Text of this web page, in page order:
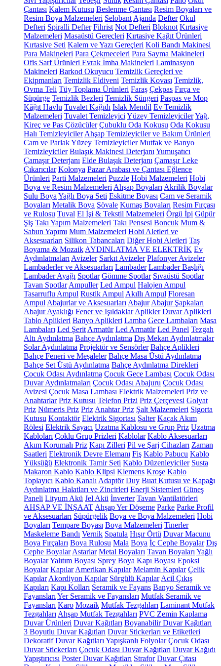
Çantası Kalem Kutusu Beslenme Çantası Resim Boyaları ve
Resim Boya Malzemeleri Selobant Ajanda Defter Okul
Defteri Spiralli Defter Fihrist Not Defteri Bloknot Kırtasiye
Malzemeleri Masaüstü Gereçleri Kırtasiye Kağıt Ürünleri
Kırtasiye Seti Kalem ve Yazı Gereçleri Koli Bandı Makinesi
Para Makineleri Para Çekmeceleri Para Sayma Makineleri
Ofis Sarf Ürünleri Evrak İmha Makineleri Laminasyon
Makineleri Barkod Okuyucu Temizlik Gereçleri ve
Ekipmanları Temizlik Eldiveni Temizlik Kovası Temizlik,
Ovma Teli Tüy Toplama Ürünleri Faraş Çekpas Fırça ve
Süpürge Temizlik Bezleri Temizlik Süngeri Paspas ve Mop
Kâğıt Havlu Tuvalet Kağıdı Islak Mendil Ev Temizlik
Malzemeleri Tuvalet Temizleyici Yüzey TemizleyicilerYağ,
Kireç ve Pas Çözücüler Çubuklu Oda Kokusu Oda Kokusu
Halı Temizleyiciler Ahşap Temizleyiciler ve Bakım Ürünleri
Cam ve Parlak Yüzey Temizleyiciler Mutfak ve Banyo
Temizleyiciler Bulaşık Makinesi Deterjanı Yumuşatıcı
Çamaşır Deterjanı Elde Bulaşık Deterjanı Çamaşır Leke
Çıkarıcılar Kolonya Pazar Arabası ve Çantası Eğlence
Ürünleri Parti Malzemeleri Puzzle Hobi Malzemeleri Hobi
Boya ve Resim Malzemeleri Ahşap Boyaları Akrilik Boyalar
Sulu Boya Yağlı Boya Seti Eskitme Boyası Cam ve Seramik
Boyaları Metalik Boya Şövale Kumaş Boyaları Resim Fırçası
ve Rulosu Tuval El İşi & Tekstil Malzemeleri Örgü İpi Güpür
Şiş Takı Yapım Malzemeleri Takı Pensesi Boncuk Mum &
Sabun Yapımı Mum Malzemeleri Hobi Aletleri ve
Aksesuarları Silikon Tabancaları Diğer Hobi Aletleri Taş
Boyama & Mozaik AYDINLATMA VE ELEKTRİK Ev
Aydınlatmaları Avizeler Sarkıt Avizeler Plafonyer Avizeler
Lambaderler ve Aksesuarları Lambader Lambader Başlığı
Lambader Ayağı Spotlar Gömme Spotlar Sıvaüstü Spotlar
Tavan Spotlar Ampuller Led Ampul Halojen Ampul
Tasarruflu Ampul Rustik Ampul Akıllı Ampul Floresan
Ampul Abajurlar ve Aksesuarları Abajur Abajur Şapkaları
Abajur Ayaklığı Fener ve Işıldaklar Aplikler Duvar Aplikleri
Tablo Aplikleri Banyo Aplikleri Lamba Gece Lambaları Masa
Lambaları Led Şerit Armatür Led Armatür Led Panel Tezgah
Altı Aydınlatma Bahçe Aydınlatma Dış Mekan Aydınlatmalar
Solar Aydınlatma Projektör ve Sensörler Bahçe Aplikleri
Bahçe Feneri ve Meşaleler Bahçe Masa Üstü Aydınlatma
Bahçe Set Üstü Aydınlatma Bahçe Aydınlatma Direkleri
Çocuk Odası Aydınlatma Çocuk Gece Lambası Çocuk Odası
Duvar Aydınlatmaları Çocuk Odası Abajuru Çocuk Odası
Avizesi Çocuk Masa Lambası Elektrik Malzemeleri Priz ve
Anahtarlar Priz Kutusu Telefon Prizi Priz Çerçevesi Golyat
Priz Nümeris Priz Priz Anahtar Priz Şalt Malzemeleri Sigorta
Kutusu Kontaktör Elektrik Sigortası Şalter Kaçak Akım
Rölesi Elektrik Sayacı Uzatma Kablosu ve Grup Priz Uzatma
Kabloları Çoklu Grup Prizleri Kablolar Kablo Aksesuarları
Akım Korumalı Priz Kapı Zilleri Pil ve Şarj Cihazları Zaman
Saatleri Elektronik Devre Elemanı Fiş Kablo Pabucu Kablo
Yüksüğü Elektronik Tamir Seti Kablo Düzenleyiciler Susta
Makaron Kablo Kablo Klipsi Klemens Kroşe Kablo
Toplayıcı Kablo Kanalı Adaptör Duy Buat Kutusu ve Kapağı
Aydınlatma Halatları ve Zincirleri Enerji Sistemleri Güneş
Paneli Lityum Akü Jel Akü İnverter Tavan Vantilatörleri
AHŞAP VE İNŞAAT Ahşap Yer Döşeme Parke Parke Profil
ve Aksesuarları Süpürgelik Boya ve Boya Malzemeleri Hobi
Boyaları Tempare Boyası Boya Malzemeleri Tinerler
Maskeleme Bandı Vernik Spatula Hışır Örtü Duvar Macunu
Boya Fırçaları Boya Rulosu Mala Boya İç Cephe Boyalar Dış
Cephe Boyalar Astarlar Metal Boyaları Tavan Boyaları Yağlı
BoyalarYalıtım Boyası Sprey Boya Kapı Boyası Epoksi
Boyalar Kapılar Amerikan Kapılar Melamin Kapılar Çelik
Kapılar Akordiyon Kapılar Sürgülü Kapılar Acil Çıkış
Kapıları Kapı Kolları Seramik ve Fayans Banyo Seramik ve
Fayansları Yer Seramik ve Fayansları Mutfak Seramik ve
Fayansları Karo Mozaik Mutfak Tezgahları Laminant Mutfak
Tezgahları Ahşap Mutfak Tezgahları PVC Zemin Kaplama
Duvar Ürünleri Duvar Kağıtları Boyanabilir Duvar Kağıtları
3 Boyutlu Duvar Kağıtları Duvar Stickerları ve Etiketleri
Dekoratif Duvar Kağıtları Yapışkanlı Folyolar Çocuk Odası
Duvar Stickerları Çocuk Odası Duvar Kağıtları Duvar Kağıdı
Yapıştırıcısı Poster Duvar Kağıtları Strafor Duvar Çıtası